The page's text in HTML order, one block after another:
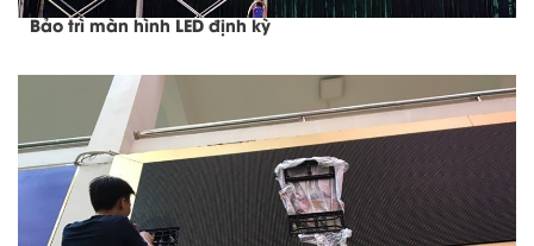
Bảo trì màn hình LED định kỳ